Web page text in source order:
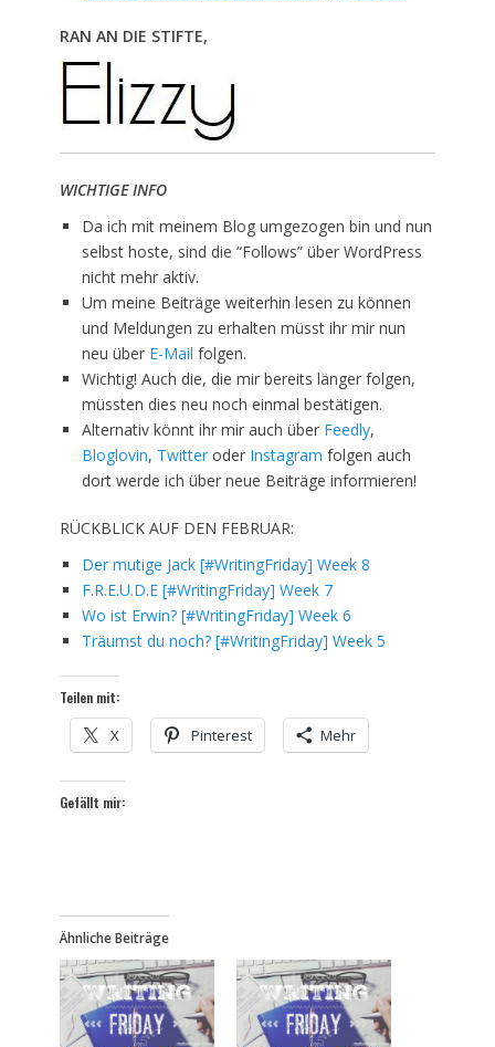
RAN AN DIE STIFTE,
WICHTIGE INFO
Da ich mit meinem Blog umgezogen bin und nun
selbst hoste, sind die “Follows” über WordPress
nicht mehr aktiv.
Um meine Beiträge weiterhin lesen zu können
und Meldungen zu erhalten müsst ihr mir nun
neu über E-Mail folgen.
Wichtig! Auch die, die mir bereits länger folgen,
müssten dies neu noch einmal bestätigen.
Alternativ könnt ihr mir auch über Feedly,
Bloglovin, Twitter oder Instagram folgen auch
dort werde ich über neue Beiträge informieren!
RÜCKBLICK AUF DEN FEBRUAR:
Der mutige Jack [#WritingFriday] Week 8
F.R.E.U.D.E [#WritingFriday] Week 7
Wo ist Erwin? [#WritingFriday] Week 6
Träumst du noch? [#WritingFriday] Week 5
Teilen mit:
X Pinterest Mehr
Gefällt mir:
Ähnliche Beiträge